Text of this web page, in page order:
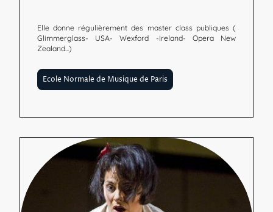
Elle donne régulièrement des master class publiques (
Glimmerglass- USA- Wexford -Ireland- Opera New
Zealand...)
Ecole Normale de Musique de Paris